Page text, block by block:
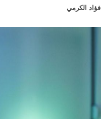
فؤاد الكرمي